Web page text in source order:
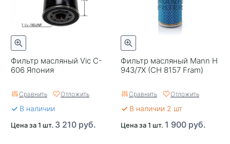
Фильтр масляный Vic C-
606 Япония
Сравнить Отложить
В наличии
Цена за 1 шт. 3 210 руб.
Фильтр масляный Mann H
943/7X (CH 8157 Fram)
Сравнить Отложить
В наличии 2 шт
Цена за 1 шт. 1 900 руб.